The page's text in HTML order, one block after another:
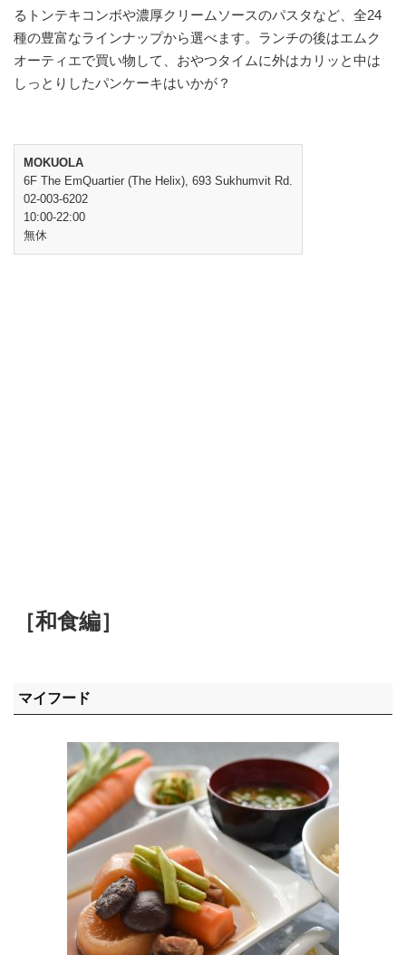
るトンテキコンボや濃厚クリームソースのパスタなど、全24
種の豊富なラインナップから選べます。ランチの後はエムク
オーティエで買い物して、おやつタイムに外はカリッと中は
しっとりしたパンケーキはいかが？
MOKUOLA
6F The EmQuartier (The Helix), 693 Sukhumvit Rd.
02-003-6202
10:00-22:00
無休
［和食編］
マイフード